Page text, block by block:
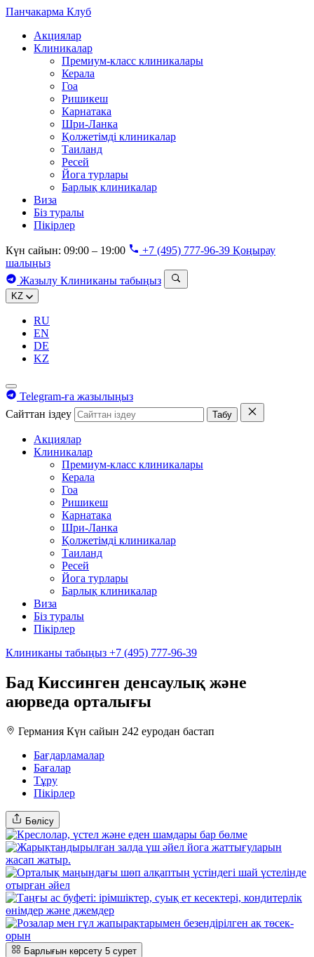
Панчакарма Клуб
Акциялар
Клиникалар
Премиум-класс клиникалары
Керала
Гоа
Ришикеш
Карнатака
Шри-Ланка
Қолжетімді клиникалар
Таиланд
Ресей
Йога турлары
Барлық клиникалар
Виза
Біз туралы
Пікірлер
Күн сайын: 09:00 – 19:00 +7 (495) 777-96-39 Қоңырау
шалыңыз
Жазылу Клиниканы табыңыз
KZ
RU
EN
DE
KZ
Telegram-ға жазылыңыз
Сайттан іздеу
Табу
Акциялар
Клиникалар
Премиум-класс клиникалары
Керала
Гоа
Ришикеш
Карнатака
Шри-Ланка
Қолжетімді клиникалар
Таиланд
Ресей
Йога турлары
Барлық клиникалар
Виза
Біз туралы
Пікірлер
Клиниканы табыңыз +7 (495) 777-96-39
Бад Киссинген денсаулық және
аюрведа орталығы
Германия Күн сайын 242 еуродан бастап
Бағдарламалар
Бағалар
Тұру
Пікірлер
Бөлісу
Барлығын көрсету 5 сурет